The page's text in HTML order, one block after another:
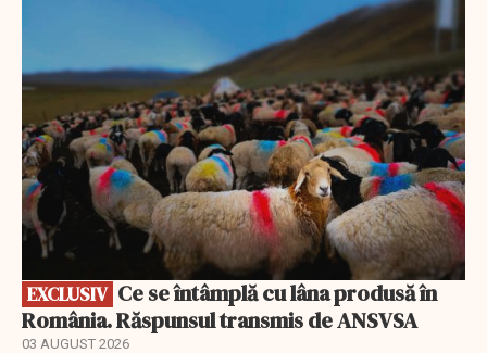
EXCLUSIV
România. Răspunsul transmis de ANSVSA
03 AUGUST 2026